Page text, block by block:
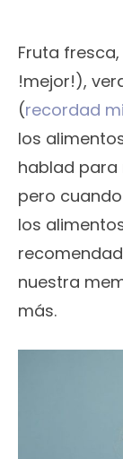
Fruta
!mejor!),
(recordad
los
hablad para
pero
los alimentos
nuestra
más.